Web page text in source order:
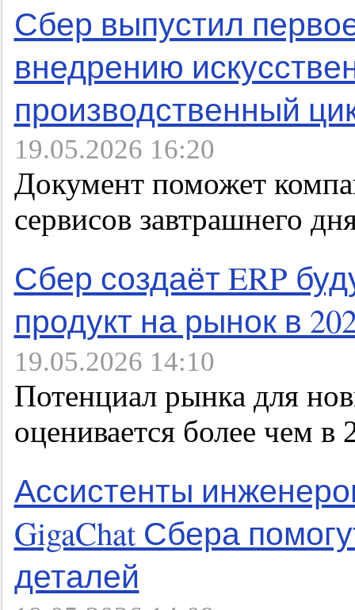
Сбер выпустил
внедрению
производственный
19.05.2026 16:20
Документ поможет
сервисов завтрашнего
Сбер создаёт ERP
продукт на рынок в
19.05.2026 14:10
Потенциал рынка для
оценивается более чем в
Ассистенты
GigaChat Сбера
деталей